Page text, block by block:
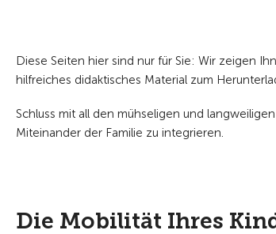
Diese Seiten hier sind nur für Sie: Wir zeigen
hilfreiches didaktisches Material zum
Schluss mit all den mühseligen und
Miteinander der Familie zu integrieren.
Die Mobilität Ihres